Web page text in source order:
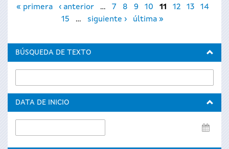
Páginas
« primera ‹ anterior … 7 8 9 10 11 12 13
14
15
… siguiente › última »
BÚSQUEDA DE TEXTO
DATA DE INICIO
de